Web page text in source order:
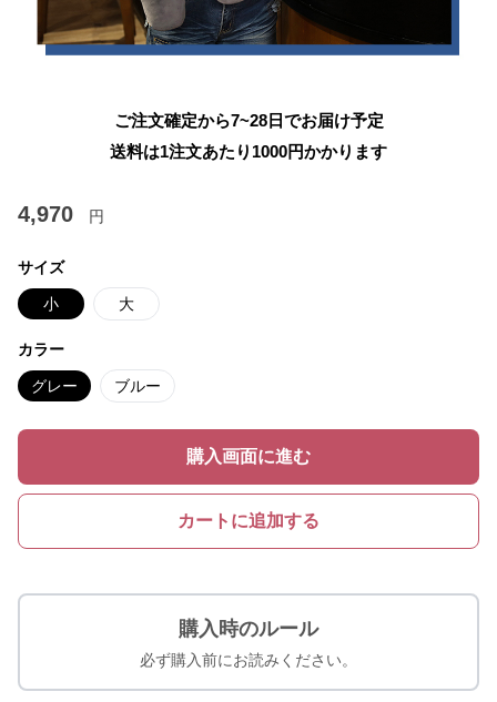
ご注文確定から7~28日でお届け予定
送料は1注文あたり 1000円かかります
4,970 円
サイズ
小 大
カラー
グレー ブルー
購入画面に進む
カートに追加する
購入時のルール
必ず購入前にお読みください。